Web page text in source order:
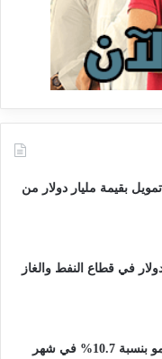
بقيمة مليار دولار من
70 مليون دولار في قطاع النفط والغاز
اقتصاد ولاية جورجيا ينمو بنسبة 10.7% في شهر